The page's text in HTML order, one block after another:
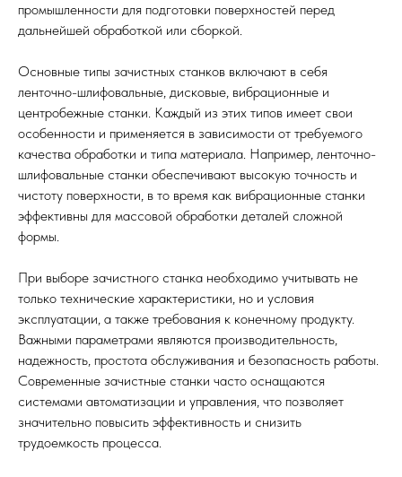
промышленности для подготовки поверхностей перед
дальнейшей обработкой или сборкой.
Основные типы зачистных станков включают в себя
ленточно-шлифовальные, дисковые, вибрационные и
центробежные станки. Каждый из этих типов имеет свои
особенности и применяется в зависимости от требуемого
качества обработки и типа материала. Например, ленточно-
шлифовальные станки обеспечивают высокую точность и
чистоту поверхности, в то время как вибрационные станки
эффективны для массовой обработки деталей сложной
формы.
При выборе зачистного станка необходимо учитывать не
только технические характеристики, но и условия
эксплуатации, а также требования к конечному продукту.
Важными параметрами являются производительность,
надежность, простота обслуживания и безопасность работы.
Современные зачистные станки часто оснащаются
системами автоматизации и управления, что позволяет
значительно повысить эффективность и снизить
трудоемкость процесса.